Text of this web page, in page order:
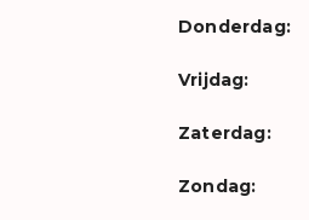
Donderdag:
Vrijdag:
Zaterdag:
Zondag: